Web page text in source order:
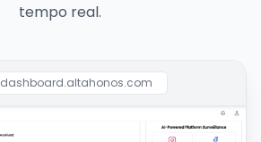
tempo real.
dashboard.altahonos.com